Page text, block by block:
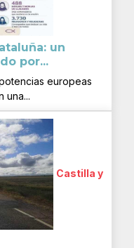
un
por...
europeas
una...
Castilla y